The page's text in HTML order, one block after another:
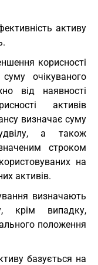
активу
корисності
очікуваного
від наявності
активів
визначає суму
а також
строком
на
активів.
визначають
крім випадку,
положення
базується на